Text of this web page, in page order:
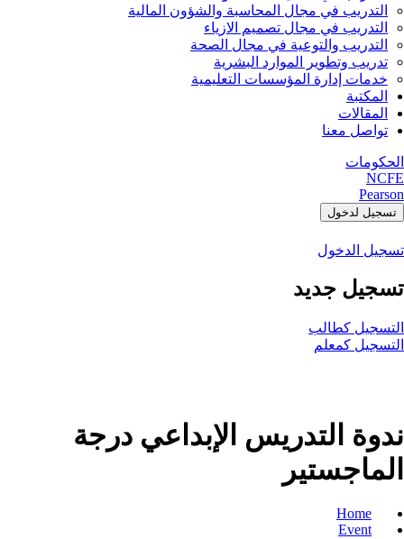
التدريب في مجال المحاسبة والشؤون المالية
التدريب في مجال تصميم الازياء
التدريب والتوعية في مجال الصحة
تدريب وتطوير الموارد البشرية
خدمات إدارة المؤسسات التعليمية
المكتبة
المقالات
تواصل معنا
الحكومات
NCFE
Pearson
تسجيل لدخول
تسجيل الدخول
تسجيل جديد
التسجيل كطالب
التسجيل كمعلم
ندوة التدريس الإبداعي درجة
الماجستير
Home
Event